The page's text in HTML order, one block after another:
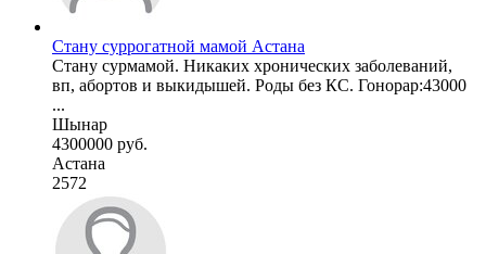
Стану суррогатной мамой Астана
Стану сурмамой. Никаких хронических заболеваний,
вп, абортов и выкидышей. Роды без КС. Гонорар:43000
...
Шынар
4300000 руб.
Астана
2572